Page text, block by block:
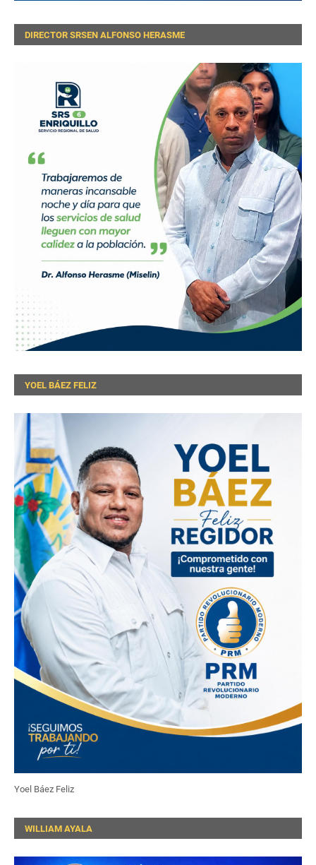
DIRECTOR SRSEN ALFONSO HERASME
YOEL BÁEZ FELIZ
Yoel Báez Feliz
WILLIAM AYALA